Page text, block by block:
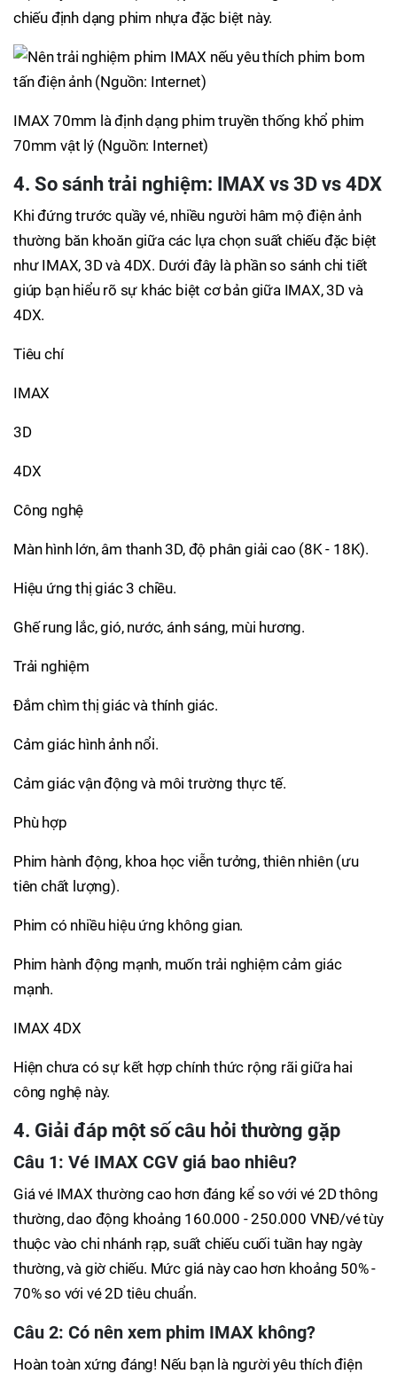
chiếu định dạng phim nhựa đặc biệt này.
IMAX 70mm là định dạng phim truyền thống khổ phim
70mm vật lý (Nguồn: Internet)
4. So sánh trải nghiệm: IMAX vs 3D vs 4DX
Khi đứng trước quầy vé, nhiều người hâm mộ điện ảnh
thường băn khoăn giữa các lựa chọn suất chiếu đặc biệt
như IMAX, 3D và 4DX. Dưới đây là phần so sánh chi tiết
giúp bạn hiểu rõ sự khác biệt cơ bản giữa IMAX, 3D và
4DX.
Tiêu chí
IMAX
3D
4DX
Công nghệ
Màn hình lớn, âm thanh 3D, độ phân giải cao (8K - 18K).
Hiệu ứng thị giác 3 chiều.
Ghế rung lắc, gió, nước, ánh sáng, mùi hương.
Trải nghiệm
Đắm chìm thị giác và thính giác.
Cảm giác hình ảnh nổi.
Cảm giác vận động và môi trường thực tế.
Phù hợp
Phim hành động, khoa học viễn tưởng, thiên nhiên (ưu
tiên chất lượng).
Phim có nhiều hiệu ứng không gian.
Phim hành động mạnh, muốn trải nghiệm cảm giác
mạnh.
IMAX 4DX
Hiện chưa có sự kết hợp chính thức rộng rãi giữa hai
công nghệ này.
4. Giải đáp một số câu hỏi thường gặp
Câu 1: Vé IMAX CGV giá bao nhiêu?
Giá vé IMAX thường cao hơn đáng kể so với vé 2D thông
thường, dao động khoảng 160.000 - 250.000 VNĐ/vé tùy
thuộc vào chi nhánh rạp, suất chiếu cuối tuần hay ngày
thường, và giờ chiếu. Mức giá này cao hơn khoảng 50% -
70% so với vé 2D tiêu chuẩn.
Câu 2: Có nên xem phim IMAX không?
Hoàn toàn xứng đáng! Nếu bạn là người yêu thích điện